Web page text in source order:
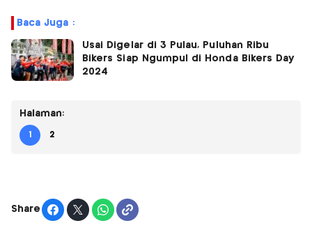
Baca Juga :
Usai Digelar di 3 Pulau, Puluhan Ribu
Bikers Siap Ngumpul di Honda Bikers Day
2024
Halaman:
1 2
Share